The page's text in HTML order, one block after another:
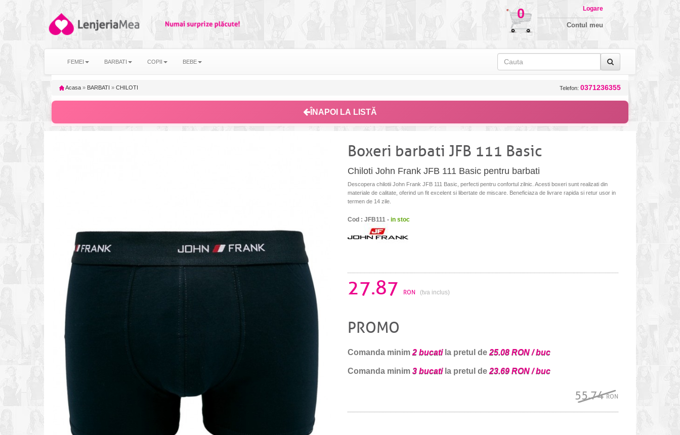
0 Logare
Contul meu
FEMEI BARBATI COPII BEBE
Acasa » BARBATI » CHILOTI Telefon: 0371236355
ÎNAPOI LA LISTĂ
Boxeri barbati JFB 111 Basic
Chiloti John Frank JFB 111 Basic pentru barbati
Descopera chilotii John Frank JFB 111 Basic, perfecti pentru confortul zilnic. Acesti boxeri sunt realizati din
materiale de calitate, oferind un fit excelent si libertate de miscare. Beneficiaza de livrare rapida si retur usor in
termen de 14 zile.
Cod : JFB111 - in stoc
27.87 RON (tva inclus)
PROMO
Comanda minim 2 bucatila pretul de 25.08 RON / buc
Comanda minim 3 bucatila pretul de 23.69 RON / buc
55.74RON